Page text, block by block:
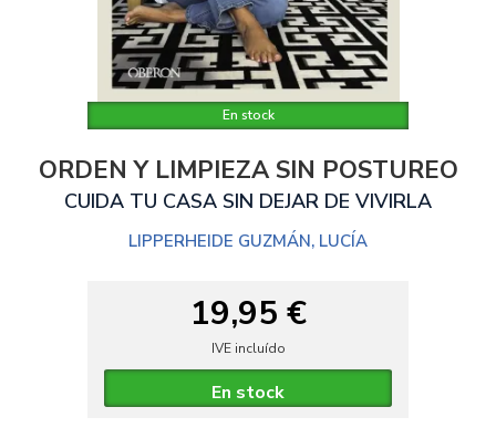
En stock
ORDEN Y LIMPIEZA SIN POSTUREO
CUIDA TU CASA SIN DEJAR DE VIVIRLA
LIPPERHEIDE GUZMÁN, LUCÍA
19,95 €
IVE incluído
En stock